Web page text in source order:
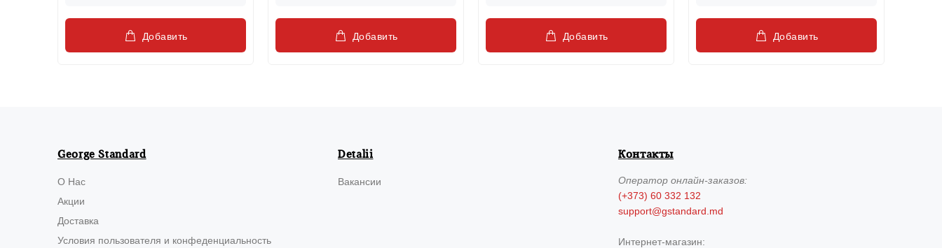
Добавить Добавить Добавить Добавить
George Standard
О Нас
Акции
Доставка
Условия пользователя и конфеденциальность
Detalii
Вакансии
Контакты
Операторонлайн-заказов:
(+373) 60 332 132
support@gstandard.md
Интернет-магазин: